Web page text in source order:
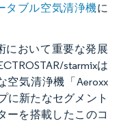
タブル空気清浄機に
において重要な発展
starmixは
空気清浄機「Aeroxx
に新たなセグメント
ーを搭載したこのコ